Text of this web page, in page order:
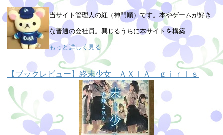
当サイト管理人の紅（神門順）です。本やゲームが好き
な普通の会社員。興じるうちに本サイトを構築
もっと詳しく見る
【ブックレビュー】終末少女 ＡＸＩＡ ｇｉｒｌｓ